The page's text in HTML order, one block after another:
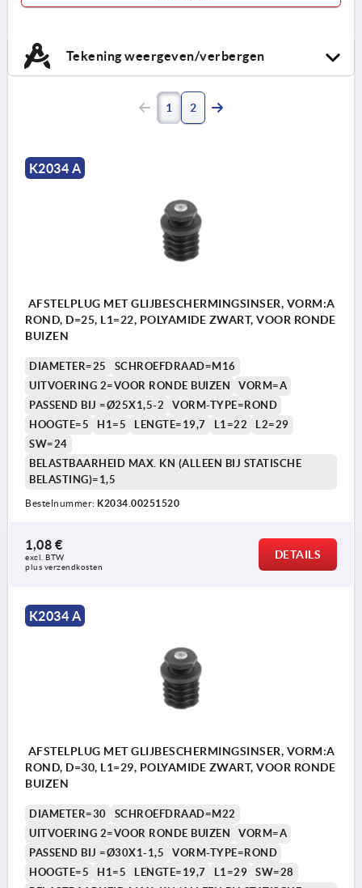
Tekening weergeven/verbergen
1 2
K2034 A
AFSTELPLUG MET GLIJBESCHERMINGSINSER, VORM:A
ROND, D=25, L1=22, POLYAMIDE ZWART, VOOR RONDE
BUIZEN
DIAMETER=25
SCHROEFDRAAD=M16
UITVOERING 2=VOOR RONDE BUIZEN
VORM=A
PASSEND BIJ =Ø25X1,5-2
VORM-TYPE=ROND
HOOGTE=5
H1=5 LENGTE=19,7 L1=22
L2=29
SW=24
BELASTBAARHEID MAX. KN (ALLEEN BIJ STATISCHE
BELASTING)=1,5
Bestelnummer: K2034.00251520
1,08 €
excl. BTW
plus verzendkosten
DETAILS
K2034 A
AFSTELPLUG MET GLIJBESCHERMINGSINSER, VORM:A
ROND, D=30, L1=29, POLYAMIDE ZWART, VOOR RONDE
BUIZEN
DIAMETER=30
SCHROEFDRAAD=M22
UITVOERING 2=VOOR RONDE BUIZEN
VORM=A
PASSEND BIJ =Ø30X1-1,5
VORM-TYPE=ROND
HOOGTE=5
H1=5 LENGTE=19,7 L1=29
SW=28